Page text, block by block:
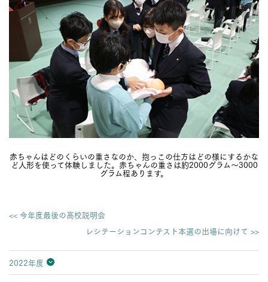
赤ちゃんはどのくらいの重さなのか、抱っこの仕方はどの様にするかな
ど人形を使って体験しました。赤ちゃんの重さは約2000グラム～3000
グラム程あります。
<< 今年度最後の高校説明会
レシテーションコンテスト本選の出場に向けて >>
2022年度
2026年度
2025年度
2024年度
2023年度
2022年度
2021年度
2020年度
2019年度
2018年度
2017年度
2016年度
2015年度
2014年度
2013年度